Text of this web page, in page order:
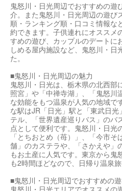
鬼怒川・日光周辺でおすすめの遊
介。また鬼怒川・日光周辺の遊び
順・ランキング順・口コミ情報な
約できます。子供連れにオススメ
すめの遊び、カップルのデートに
しめる屋内施設など、鬼怒川・日
た。
■鬼怒川・日光周辺の魅力
鬼怒川・日光は、栃木県の北西部
照宮」や「中禅寺湖」、「鬼怒川
な効能をもつ温泉が人気の地域で
な駅はJR「日光」駅と「東武日
テル、「世界遺産巡りバス」のバ
点として便利です。鬼怒川・日光
「とちおとめ（苺）」、「今市
舗」のカステラや、「さかえや」
もお土産に人気です。東京から鬼
も2時間ほどなので、日帰り温泉
■鬼怒川・日光周辺でおすすめの